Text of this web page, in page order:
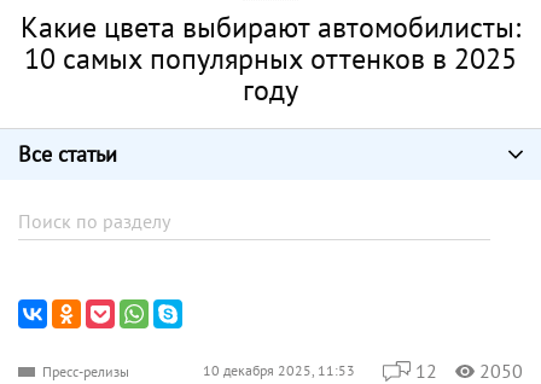
Какие цвета выбирают автомобилисты:
10 самых популярных оттенков в 2025
году
Все статьи
Пресс-релизы 10 декабря 2025, 11:53 12 2050